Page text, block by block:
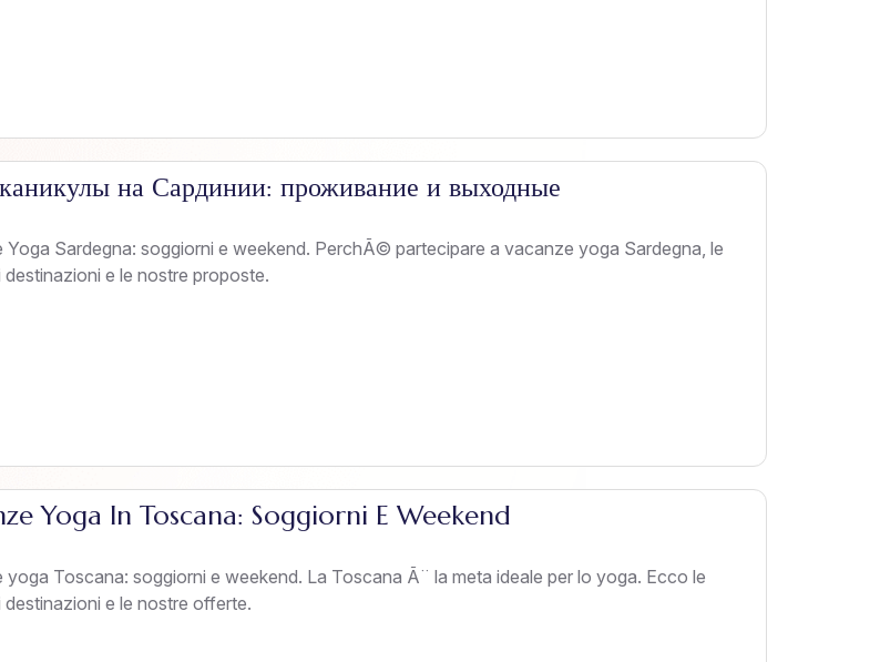
на Сардинии: проживание и выходные
Yoga Sardegna: soggiorni e weekend. PerchÃ© partecipare a vacanze yoga Sardegna, le
destinazioni e le nostre proposte.
Yoga In Toscana: Soggiorni E Weekend
yoga Toscana: soggiorni e weekend. La Toscana Ã¨ la meta ideale per lo yoga. Ecco le
destinazioni e le nostre offerte.